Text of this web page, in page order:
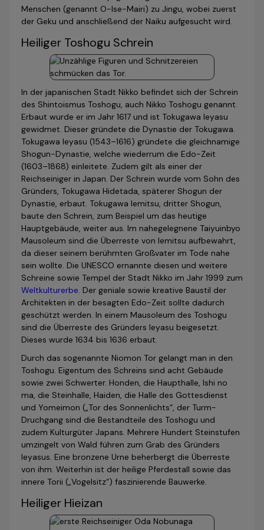
Menschen (genannt O-Ise-Mairi) zu Jingu, wobei zuerst
der Geku und anschließend der Naiku aufgesucht wird.
Heiliger Toshogu Schrein
In der japanischen Stadt Nikko befindet sich der Schrein
des Shintoismus Toshogu, auch Nikko Toshogu genannt.
Erbaut wurde er im Jahr 1617 und ist Tokugawa Ieyasu
gewidmet. Dieser gründete die Dynastie der Tokugawa.
Tokugawa Ieyasu (1543–1616) gründete die gleichnamige
Shogun-Dynastie, welche wiederrum die Edo-Zeit
(1603–1868) einleitete. Zudem gilt als einer der
Reichseiniger in Japan. Der Schrein wurde vom Sohn des
Gründers, Tokugawa Hidetada, späterer Shogun der
Dynastie, erbaut. Tokugawa Iemitsu, dritter Shogun,
baute den Schrein, zum Beispiel um das heutige
Hauptgebäude, weiter aus. Im nahegelegnene Taiyuinbyo
Mausoleum sind die Überreste von Iemitsu aufbewahrt,
da dieser seinem berühmten Großvater im Tode nahe
sein wollte. Die UNESCO ernannte diesen und weitere
Schreine sowie Tempel der Stadt Nikko im Jahr 1999 zum
Weltkulturerbe. Der geniale sowie kreative Baustil der
Architekten in der besagten Edo-Zeit sollte dadurch
geschützt werden. In einem Mausoleum des Toshogu
sind die Überreste des Gründers Ieyasu beigesetzt.
Dieses wurde 1634 bis 1636 erbaut.
Durch das sogenannte Niomon Tor gelangt man in den
Toshogu. Eigentum des Schreins sind acht Gebäude
sowie zwei Schwerter. Honden, die Haupthalle, Ishi no
ma, die Steinhalle, Haiden, die Halle des Gottesdienst
und Yomeimon („Tor des Sonnenlichts“, der Turm-
Druchgang sind die Bestandteile des Toshogu und
zudem Kulturgüter Japans. Mehrere Hundert Steinstufen
umzingelt von Wald führen zum Grab des Gründers
Ieyasus. Eine bronzene Urne beherbergt die Überreste
von ihm. Weiterhin ist der heilige Pferdestall sowie das
innere Torii („Vogelsitz“) faszinierende Bauwerke.
Heiliger Hieizan